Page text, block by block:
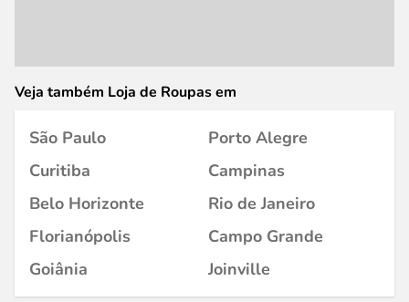
Veja também Loja de Roupas em
São Paulo
Porto Alegre
Curitiba
Campinas
Belo Horizonte
Rio de Janeiro
Florianópolis
Campo Grande
Goiânia
Joinville